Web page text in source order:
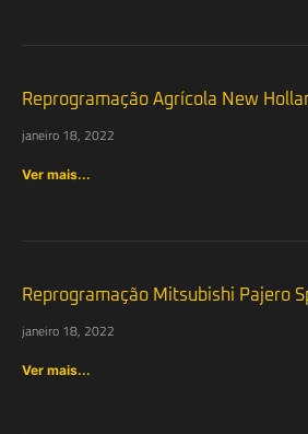
Reprogramação Agrícola New
janeiro 18, 2022
Ver mais...
Reprogramação Mitsubishi Pajero
janeiro 18, 2022
Ver mais...